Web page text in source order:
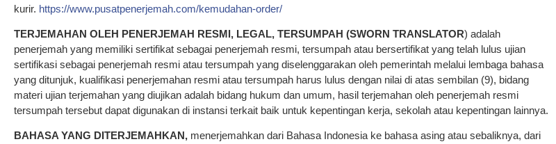
kurir. https://www.pusatpenerjemah.com/kemudahan-order/
TERJEMAHAN OLEH PENERJEMAH RESMI, LEGAL, TERSUMPAH (SWORN TRANSLATOR) adalah
penerjemah yang memiliki sertifikat sebagai penerjemah resmi, tersumpah atau bersertifikat yang telah lulus ujian
sertifikasi sebagai penerjemah resmi atau tersumpah yang diselenggarakan oleh pemerintah melalui lembaga bahasa
yang ditunjuk, kualifikasi penerjemahan resmi atau tersumpah harus lulus dengan nilai di atas sembilan (9), bidang
materi ujian terjemahan yang diujikan adalah bidang hukum dan umum, hasil terjemahan oleh penerjemah resmi
tersumpah tersebut dapat digunakan di instansi terkait baik untuk kepentingan kerja, sekolah atau kepentingan lainnya.
BAHASA YANG DITERJEMAHKAN, menerjemahkan dari Bahasa Indonesia ke bahasa asing atau sebaliknya, dari